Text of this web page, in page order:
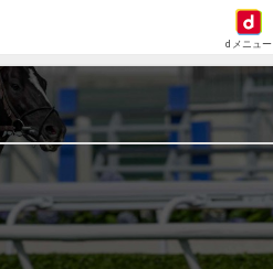
dメニュー